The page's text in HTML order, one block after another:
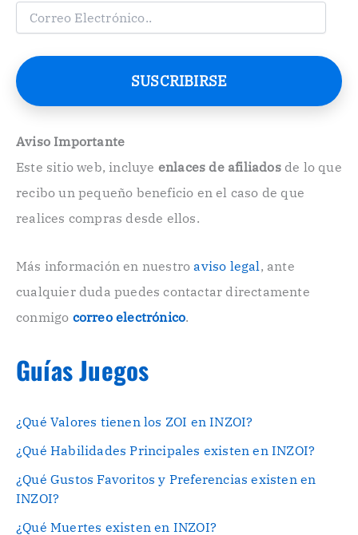
C
e
o
e
t
ó
n
o
.
SUSCRIBIRSE
Aviso Importante
Este sitio web, incluye enlaces de afiliadosde lo que
recibo un pequeño beneficio en el caso de que
realices compras desde ellos.
Más información en nuestroaviso legal , ante
cualquier duda puedes contactar directamente
conmigo correo electrónico.
Guías Juegos
¿Qué Valores tienen los ZOI en INZOI?
¿Qué Habilidades Principales existen en INZOI?
¿Qué Gustos Favoritos y Preferencias existen en
INZOI?
¿Qué Muertes existen en INZOI?